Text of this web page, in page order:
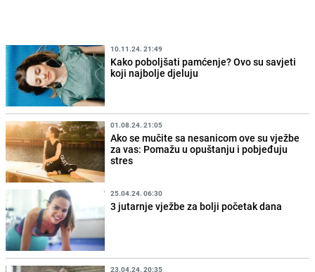
10.11.24. 21:49
Kako poboljšati pamćenje? Ovo su savjeti
koji najbolje djeluju
01.08.24. 21:05
Ako se mučite sa nesanicom ove su vježbe
za vas: Pomažu u opuštanju i pobjeđuju
stres
25.04.24. 06:30
3 jutarnje vježbe za bolji početak dana
23.04.24. 20:35